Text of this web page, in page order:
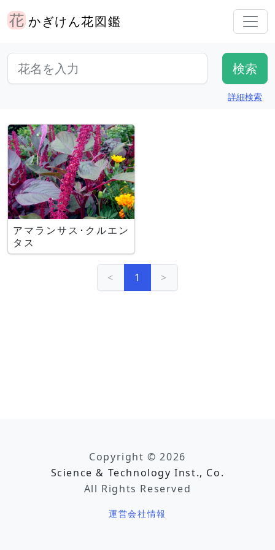
かぎけん花図鑑
詳細検索
アマランサス･クルエン
タス
< 1 >
Copyright © 2026
Science & Technology Inst., Co.
All Rights Reserved
運営会社情報